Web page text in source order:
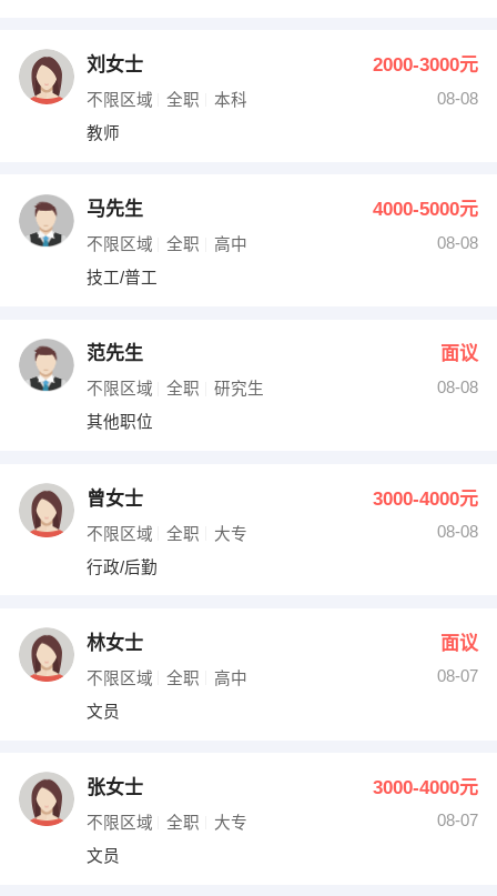
刘女士 2000-3000元
不限区域 全职 本科
08-08
教师
马先生 4000-5000元
不限区域 全职 高中
08-08
技工/普工
范先生 面议
不限区域 全职 研究生
08-08
其他职位
曾女士 3000-4000元
不限区域 全职 大专
08-08
行政/后勤
林女士 面议
不限区域 全职 高中
08-07
文员
张女士 3000-4000元
不限区域 全职 大专
08-07
文员